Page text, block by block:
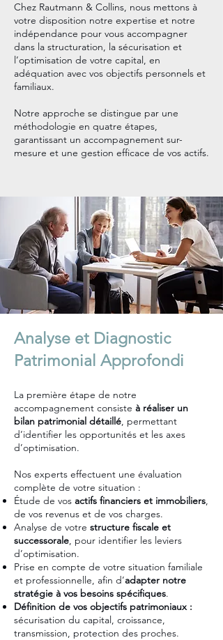
Chez Rautmann & Collins, nous mettons à
votre disposition notre expertise et notre
indépendance pour vous accompagner
dans la structuration, la sécurisation et
l’optimisation de votre capital, en
adéquation avec vos objectifs personnels et
familiaux.
Notre approche se distingue par une
méthodologie en quatre étapes,
garantissant un accompagnement sur-
mesure et une gestion efficace de vos actifs.
Analyse et Diagnostic
Patrimonial Approfondi
La première étape de notre
accompagnement consiste à réaliser un
bilan patrimonial détaillé, permettant
d’identifier les opportunités et les axes
d’optimisation.
Nos experts effectuent une évaluation
complète de votre situation :
Étude de vos actifs financiers et immobiliers,
de vos revenus et de vos charges.
Analyse de votre structure fiscale et
successorale, pour identifier les leviers
d’optimisation.
Prise en compte de votre situation familiale
et professionnelle, afin d’adapter notre
stratégie à vos besoins spécifiques.
Définition de vos objectifs patrimoniaux :
sécurisation du capital, croissance,
transmission, protection des proches.